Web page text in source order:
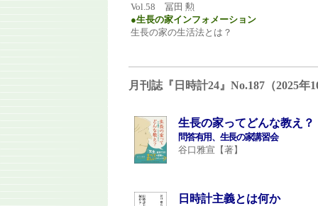
Vol.58 冨田 勲
●生長の家インフォメーション
生長の家の生活法とは？
月刊誌『日時計24』No.187（2025
生長の家ってどんな教え？
問答有用、生長の家講習会
谷口雅宣【著】
日時計主義とは何か